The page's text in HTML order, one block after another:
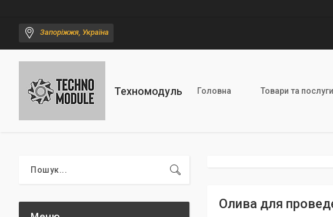
Запоріжжя, Україна
Техномодуль Головна Товари та послуги
Олива для